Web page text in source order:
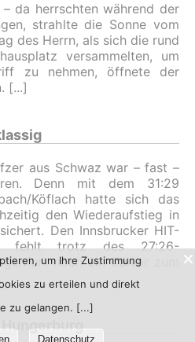
da herrschten während der
strahlte die Sonne vom
des Herrn, als sich die rund
versammelten, um
zu nehmen, öffnete der
aus Schwaz war – fast –
Denn mit dem 31:29
Köflach hatte sich das
den Wiederaufstieg in
Den Innsbrucker HIT-
fehlt trotz des 27:26-
noch ein Zähler zum
Hungerburg
um Ihre Zustimmung
zu erteilen und direkt
zu gelangen.
Datenschutz